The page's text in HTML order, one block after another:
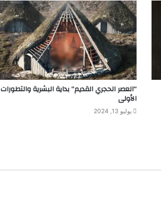
“العصر الحجري القديم” بداية البشرية والتطورات
الأولى
يوليو 13, 2024